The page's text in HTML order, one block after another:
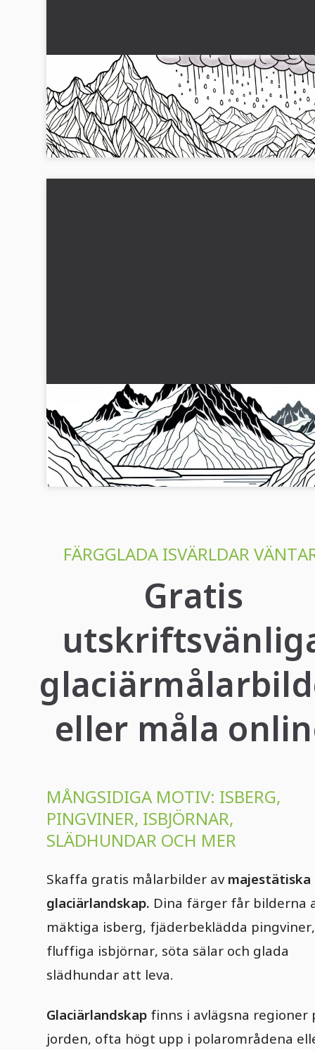
Snöstorm sveper över glaciärlandskap –
Målarbild gratis
Upptäck den imponerande målarbilden av ett
snöstorm. Ladda ner det gratis och sätt färg på spelet!...
Glaciär färgläggningssida gratis
Ladda ner denna fantastiska målarbild av en glaciärlandskap
gratis och färglägg online eller offline!...
FÄRGGLADA ISVÄRLDAR
Gratis
eller måla
MÅNGSIDIGA MOTIV: ISBERG,
PINGVINER, ISBJÖRNAR,
SLÄDHUNDAR OCH MER
Skaffa gratis målarbilder av majestätiska
glaciärlandskap. Dina färger får bilderna
mäktiga isberg, fjäderbeklädda pingviner,
fluffiga isbjörnar, söta sälar och glada
slädhundar att leva.
Glaciärlandskap finns i avlägsna regioner
jorden, ofta högt upp i polarområdena